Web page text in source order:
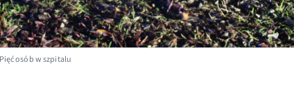
osób w szpitalu